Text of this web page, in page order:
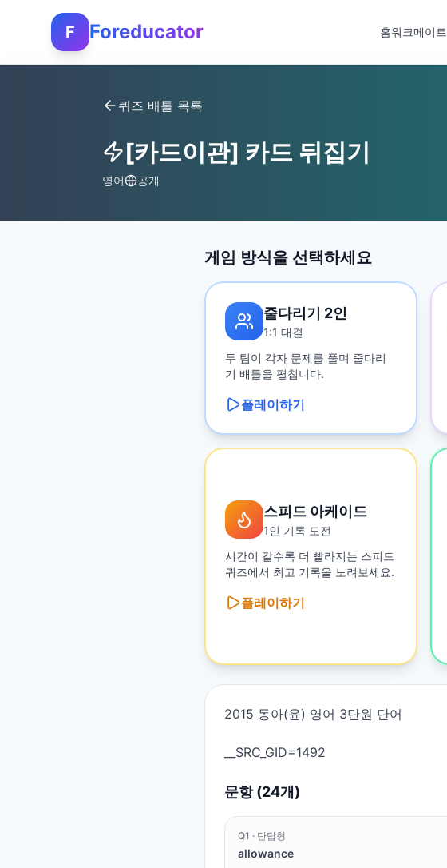
F Foreducator 홈워크메이트
퀴즈 배틀 목록
[카드이관] 카드 뒤집기
영어 공개
게임 방식을 선택하세요
줄다리기 2인
1:1 대결
두 팀이 각자 문제를 풀며 줄다리
기 배틀을 펼칩니다.
플레이하기
스피드 아케이드
1인 기록 도전
시간이 갈수록 더 빨라지는 스피드
퀴즈에서 최고 기록을 노려보세요.
플레이하기
2015 동아(윤) 영어 3단원 단어
문항 (24개)
Q1 · 단답형
allowance